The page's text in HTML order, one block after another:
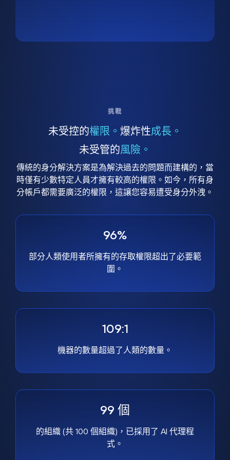
挑戰
未受控的權限。 爆炸性成長。
未受管的風險。
傳統的身分解決方案是為解決過去的問題而建構的，當
時僅有少數特定人員才擁有較高的權限。如今，所有身
分帳戶都需要廣泛的權限，這讓您容易遭受身分外洩。
96%
部分人類使用者所擁有的存取權限超出了必要範
圍。
109:1
機器的數量超過了人類的數量。
99 個
的組織 (共 100 個組織)，已採用了 AI 代理程
式。